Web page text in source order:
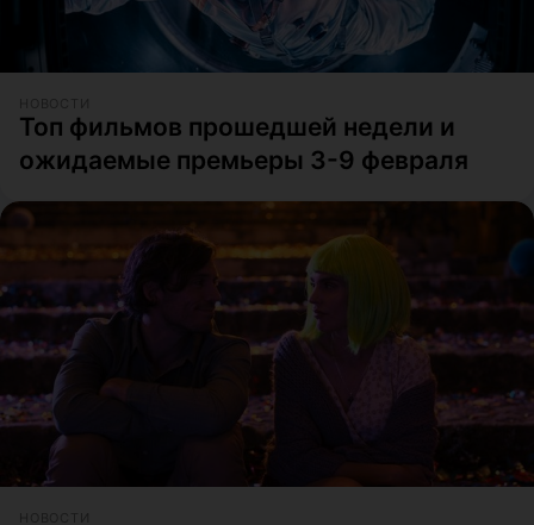
Топ фильмов прошедшей недели и
ожидаемые премьеры 3-9 февраля